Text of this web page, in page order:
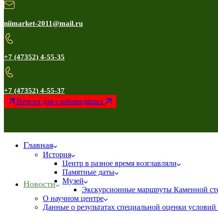
niimarket-2011@mail.ru
+7 (47352) 4-55-35
+7 (47352) 4-55-37
Версия для слабовидящих
Главная
История
Центр в разное время возглавляли
Памятные даты
Музей
Экскурсионные маршруты Каменной
О научном центре
Данные о результатах специальной оценки условий
Новости